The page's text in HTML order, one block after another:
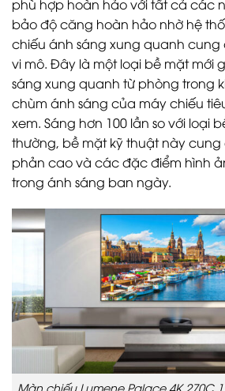
phù hợp hoàn hảo với tất cả các
bảo độ căng hoàn hảo nhờ hệ
chiếu ánh sáng xung quanh
vi mô. Đây là một loại bề mặt mới
sáng xung quanh từ phòng trong
chùm ánh sáng của máy chiếu
xem. Sáng hơn 100 lần so với loại
thường, bề mặt kỹ thuật này
phản cao và các đặc điểm hình
trong ánh sáng ban ngày.
Màn chiếu Lumene Palace 4K 270C